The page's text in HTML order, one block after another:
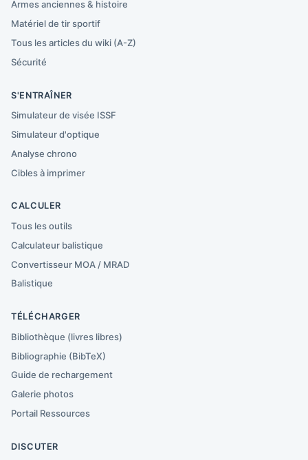
Armes anciennes & histoire
Matériel de tir sportif
Tous les articles du wiki (A-Z)
Sécurité
S'ENTRAÎNER
Simulateur de visée ISSF
Simulateur d'optique
Analyse chrono
Cibles à imprimer
CALCULER
Tous les outils
Calculateur balistique
Convertisseur MOA / MRAD
Balistique
TÉLÉCHARGER
Bibliothèque (livres libres)
Bibliographie (BibTeX)
Guide de rechargement
Galerie photos
Portail Ressources
DISCUTER